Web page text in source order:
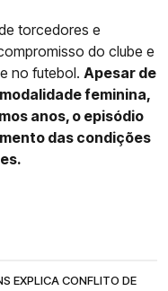
torcedores e
do clube e
no futebol. Apesar de
feminina,
anos, o episódio
das condições
EXPLICA CONFLITO DE